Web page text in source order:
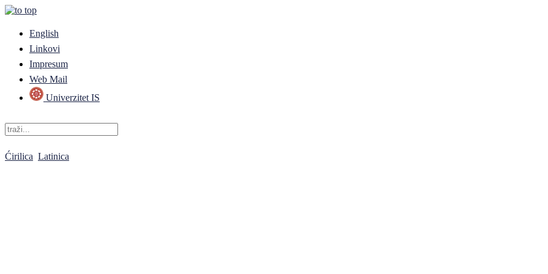
English
Linkovi
Impresum
Web Mail
Univerzitet IS
Ćirilica Latinica